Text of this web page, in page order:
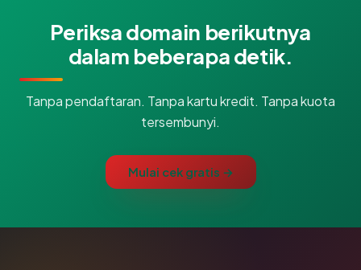
Periksa domain berikutnya
dalam beberapa detik.
Tanpa pendaftaran. Tanpa kartu kredit. Tanpa kuota
tersembunyi.
Mulai cek gratis →